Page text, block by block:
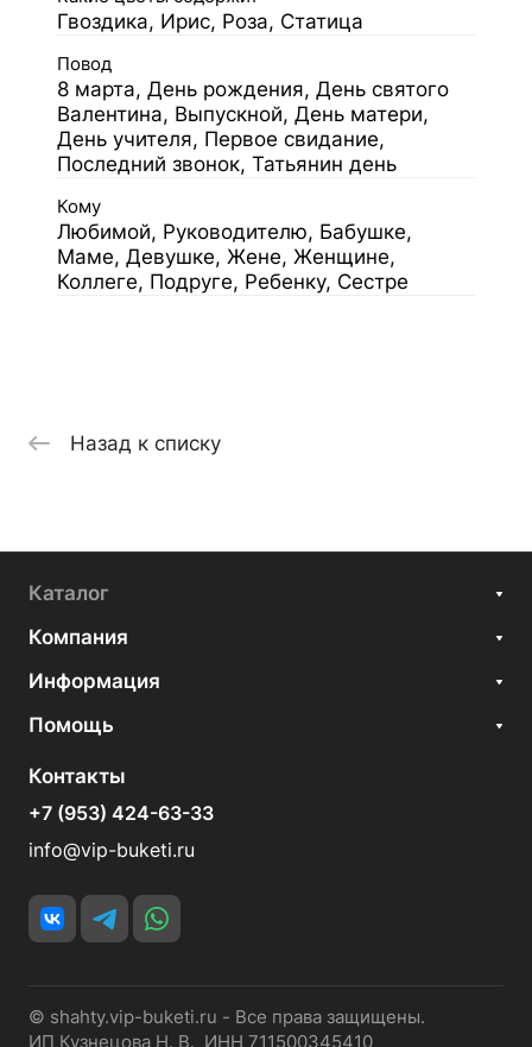
Гвоздика, Ирис, Роза, Статица
Повод
8 марта, День рождения, День святого
Валентина, Выпускной, День матери,
День учителя, Первое свидание,
Последний звонок, Татьянин день
Кому
Любимой, Руководителю, Бабушке,
Маме, Девушке, Жене, Женщине,
Коллеге, Подруге, Ребенку, Сестре
Назад к списку
Каталог
Компания
Информация
Помощь
Контакты
+7 (953) 424-63-33
info@vip-buketi.ru
© shahty.vip-buketi.ru - Все права защищены.
ИП Кузнецова Н. В. ИНН 711500345410